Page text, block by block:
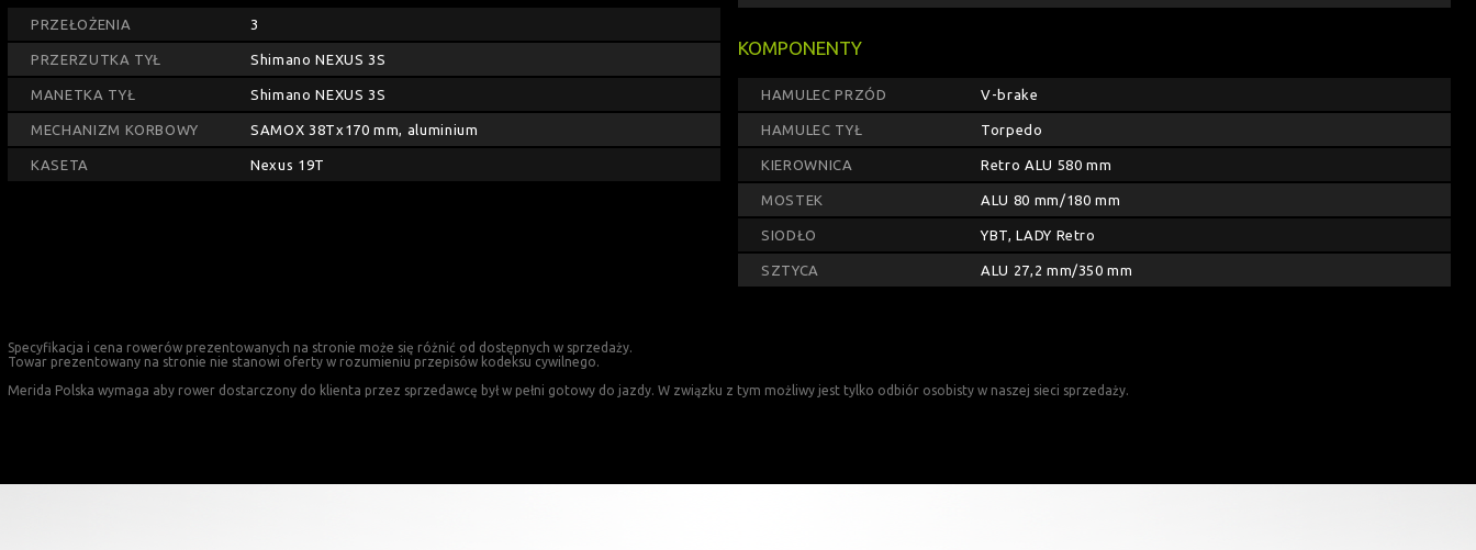
PRZEŁOŻENIA 3
PRZERZUTKA TYŁ Shimano NEXUS 3S
MANETKA TYŁ Shimano NEXUS 3S
MECHANIZM KORBOWY SAMOX 38Tx170 mm, aluminium
KASETA Nexus 19T
KOMPONENTY
HAMULEC PRZÓD V-brake
HAMULEC TYŁ Torpedo
KIEROWNICA Retro ALU 580 mm
MOSTEK ALU 80 mm/180 mm
SIODŁO YBT, LADY Retro
SZTYCA ALU 27,2 mm/350 mm
Specyfikacja i cena rowerów prezentowanych na stronie może się różnić od dostępnych w sprzedaży.
Towar prezentowany na stronie nie stanowi oferty w rozumieniu przepisów kodeksu cywilnego.
Merida Polska wymaga aby rower dostarczony do klienta przez sprzedawcę był w pełni gotowy do jazdy. W związku z tym możliwy jest tylko odbiór osobisty w naszej sieci sprzedaży.